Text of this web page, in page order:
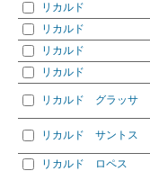
リカルド
リカルド
リカルド
リカルド
リカルド グラッサ
リカルド サントス
リカルド ロペス